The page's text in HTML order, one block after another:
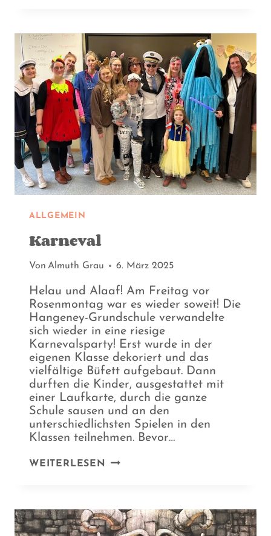
ALLGEMEIN
Karneval
Von Almuth Grau 6. März 2025
Helau und Alaaf! Am Freitag vor
Rosenmontag war es wieder soweit! Die
Hangeney-Grundschule verwandelte
sich wieder in eine riesige
Karnevalsparty! Erst wurde in der
eigenen Klasse dekoriert und das
vielfältige Büfett aufgebaut. Dann
durften die Kinder, ausgestattet mit
einer Laufkarte, durch die ganze
Schule sausen und an den
unterschiedlichsten Spielen in den
Klassen teilnehmen. Bevor…
WEITERLESEN KARNEVAL